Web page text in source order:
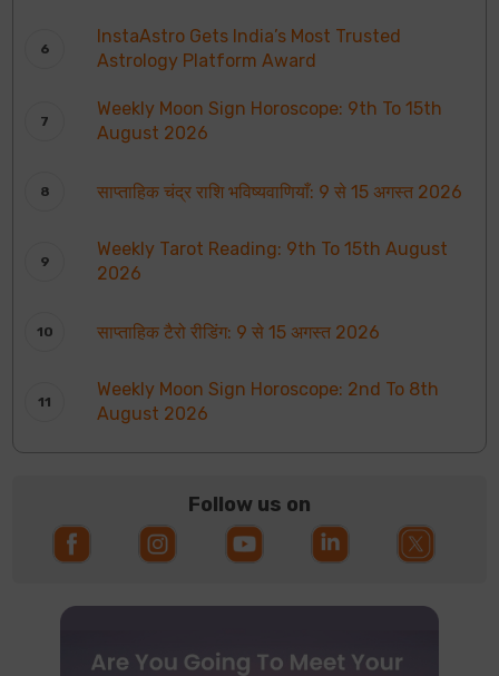
InstaAstro Gets India’s Most Trusted
Astrology Platform Award
Weekly Moon Sign Horoscope: 9th To 15th
August 2026
साप्ताहिक चंद्र राशि भविष्यवाणियाँ: 9 से 15 अगस्त 2026
Weekly Tarot Reading: 9th To 15th August
2026
साप्ताहिक टैरो रीडिंग: 9 से 15 अगस्त 2026
Weekly Moon Sign Horoscope: 2nd To 8th
August 2026
Follow us on